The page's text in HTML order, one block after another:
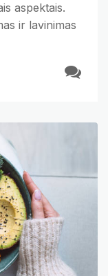
aspektais.
ir lavinimas